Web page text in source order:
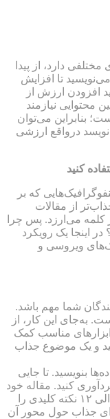
دارد، از پیدا
تا افزایش
افزودن ارزش از
محتوایی نیازمند
بنابراین می‌توان
در هفته می‌نویسد درواقع ارزشی
کنید
که بر
از مقالات
کلمه می‌ارزد. پس چرا
اینجا یک رویکرد
ویروسی و
شما مهم باشد.
به‌جای این کار، از
ابزارهای مناسب کمک
و یک موضوع جذاب
بنویسید. تا جایی
کنید. مقاله خود
را بیش‌ازحد پیچیده نکنید و حداکثر ۱۰ الی ۱۲ نکته کلیدی را
جذاب حول محور آن